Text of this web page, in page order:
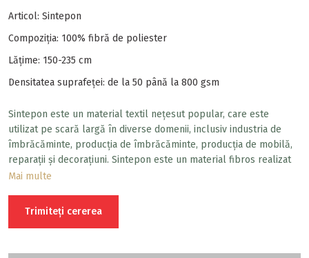
Articol: Sintepon
Compoziția: 100% fibră de poliester
Lăţime: 150-235 cm
Densitatea suprafeței: de la 50 până la 800 gsm
Sintepon este un material textil nețesut popular, care este
utilizat pe scară largă în diverse domenii, inclusiv industria de
îmbrăcăminte, producția de îmbrăcăminte, producția de mobilă,
reparații și decorațiuni. Sintepon este un material fibros realizat
din fibre de poliester sau alte materiale sintetice combinate într-
Mai multe
Trimiteți cererea